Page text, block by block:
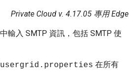
Private Cloud v. 4.17.05 專用 Edge
輸入 SMTP 資訊，包括 SMTP 使
在所有